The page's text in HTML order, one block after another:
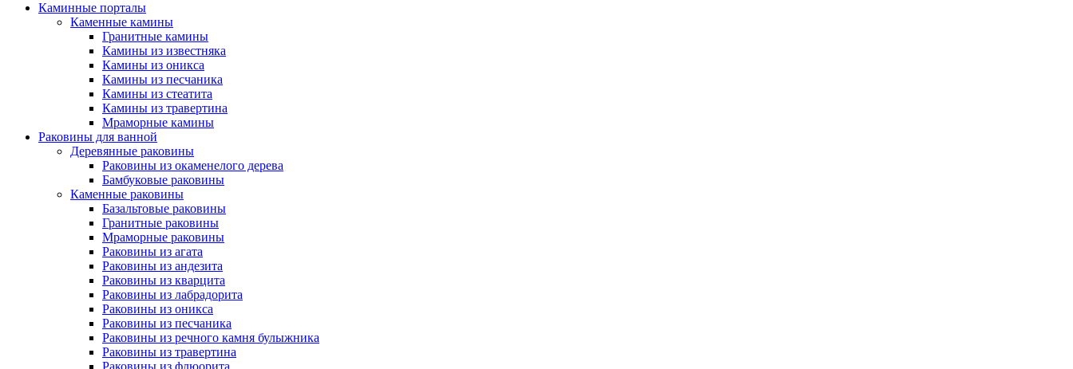
Каминные порталы
Каменные камины
Гранитные камины
Камины из известняка
Камины из оникса
Камины из песчаника
Камины из стеатита
Камины из травертина
Мраморные камины
Раковины для ванной
Деревянные раковины
Раковины из окаменелого дерева
Бамбуковые раковины
Каменные раковины
Базальтовые раковины
Гранитные раковины
Мраморные раковины
Раковины из агата
Раковины из андезита
Раковины из кварцита
Раковины из лабрадорита
Раковины из оникса
Раковины из песчаника
Раковины из речного камня булыжника
Раковины из травертина
Раковины из флюорита